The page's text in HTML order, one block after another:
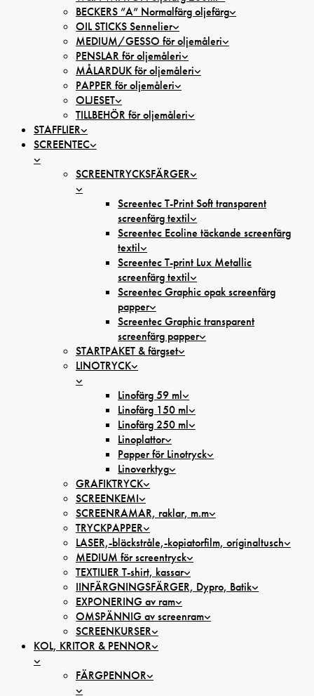
BECKERS ”A” Normalfärg oljefärg
OIL STICKS Sennelier
MEDIUM/GESSO för oljemåleri
PENSLAR för oljemåleri
MÅLARDUK för oljemåleri
PAPPER för oljemåleri
OLJESET
TILLBEHÖR för oljemåleri
STAFFLIER
SCREENTEC
SCREENTRYCKSFÄRGER
Screentec T-Print Soft transparent
screenfärg textil
Screentec Ecoline täckande screenfärg
textil
Screentec T-print Lux Metallic
screenfärg textil
Screentec Graphic opak screenfärg
papper
Screentec Graphic transparent
screenfärg papper
STARTPAKET & färgset
LINOTRYCK
Linofärg 59 ml
Linofärg 150 ml
Linofärg 250 ml
Linoplattor
Papper för Linotryck
Linoverktyg
GRAFIKTRYCK
SCREENKEMI
SCREENRAMAR, raklar, m.m
TRYCKPAPPER
LASER,-bläckstråle,-kopiatorfilm, oríginaltusch
MEDIUM för screentryck
TEXTILIER T-shirt, kassar
IINFÄRGNINGSFÄRGER, Dypro, Batik
EXPONERING av ram
OMSPÄNNIG av screenram
SCREENKURSER
KOL, KRITOR & PENNOR
FÄRGPENNOR